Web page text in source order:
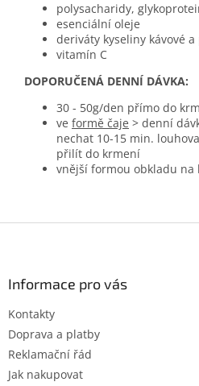
polysacharidy,
esenciální oleje
deriváty kyseliny kávové
vitamín C
DOPORUČENÁ DENNÍ DÁVKA:
30 - 50g/den přímo do
ve formě čaje > denní
nechat 10-15 min.
přilít do krmení
vnější formou obkladu na
Informace pro vás
Kontakty
Doprava a platby
Reklamační řád
Jak nakupovat